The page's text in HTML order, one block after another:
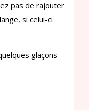
pas de rajouter
si celui-ci
glaçons